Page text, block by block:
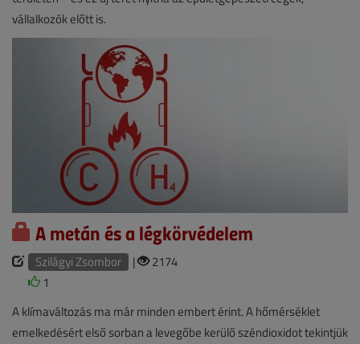
vállalkozók előtt is.
A metán és a légkörvédelem
Szilágyi Zsombor |
2174
1
A klímaváltozás ma már minden embert érint. A hőmérséklet
emelkedésért első sorban a levegőbe kerülő széndioxidot tekintjük